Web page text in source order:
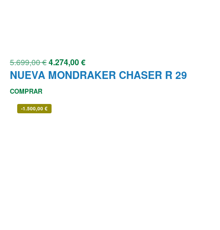
5.699,00€4.274,00€
NUEVA MONDRAKER CHASER R 29
COMPRAR
-1.500,00 €